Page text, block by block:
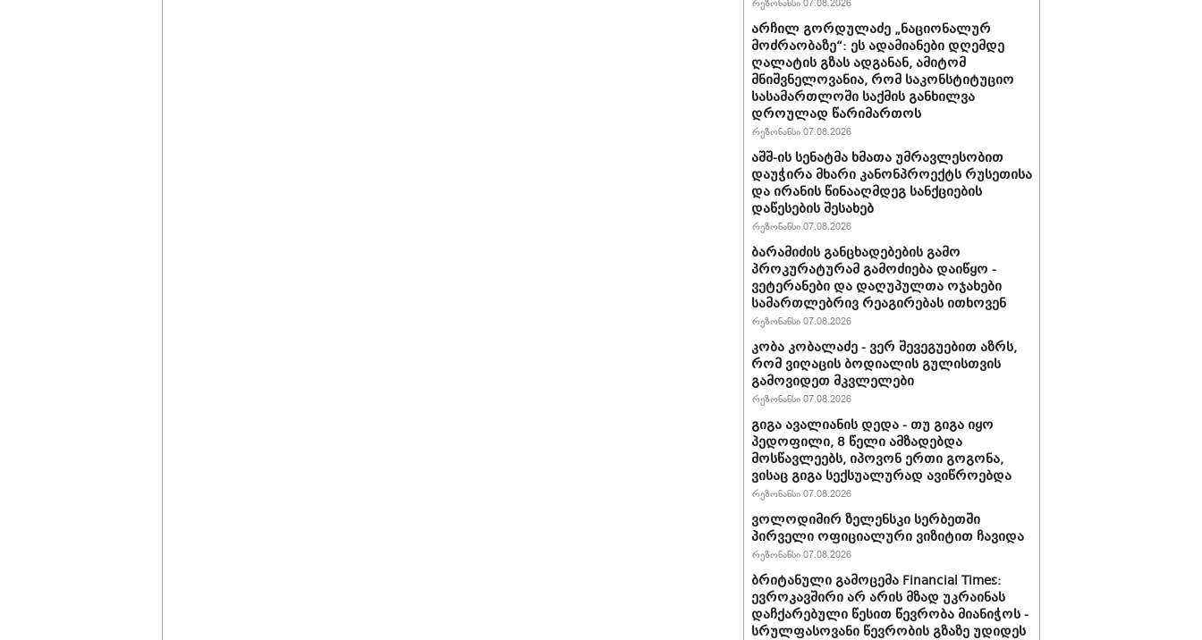
რეზონანსი 07.08.2026
არჩილ გორდულაძე „ნაციონალურ
მოძრაობაზე“: ეს ადამიანები დღემდე
ღალატის გზას ადგანან, ამიტომ
მნიშვნელოვანია, რომ საკონსტიტუციო
სასამართლოში საქმის განხილვა
დროულად წარიმართოს
რეზონანსი 07.08.2026
აშშ-ის სენატმა ხმათა უმრავლესობით
დაუჭირა მხარი კანონპროექტს რუსეთისა
და ირანის წინააღმდეგ სანქციების
დაწესების შესახებ
რეზონანსი 07.08.2026
ბარამიძის განცხადებების გამო
პროკურატურამ გამოძიება დაიწყო -
ვეტერანები და დაღუპულთა ოჯახები
სამართლებრივ რეაგირებას ითხოვენ
რეზონანსი 07.08.2026
კობა კობალაძე - ვერ შევეგუებით აზრს,
რომ ვიღაცის ბოდიალის გულისთვის
გამოვიდეთ მკვლელები
რეზონანსი 07.08.2026
გიგა ავალიანის დედა - თუ გიგა იყო
პედოფილი, 8 წელი ამზადებდა
მოსწავლეებს, იპოვონ ერთი გოგონა,
ვისაც გიგა სექსუალურად ავიწროებდა
რეზონანსი 07.08.2026
ვოლოდიმირ ზელენსკი სერბეთში
პირველი ოფიციალური ვიზიტით ჩავიდა
რეზონანსი 07.08.2026
ბრიტანული გამოცემა Financial Times:
ევროკავშირი არ არის მზად უკრაინას
დაჩქარებული წესით წევრობა მიანიჭოს -
სრულფასოვანი წევრობის გზაზე უდიდეს